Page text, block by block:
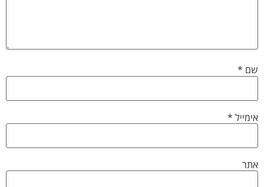
שם *
אימייל*
אתר